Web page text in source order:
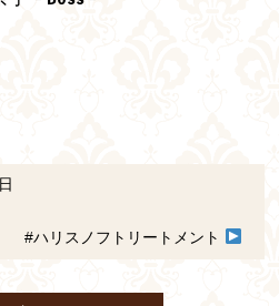
#ハリスノフトリートメント